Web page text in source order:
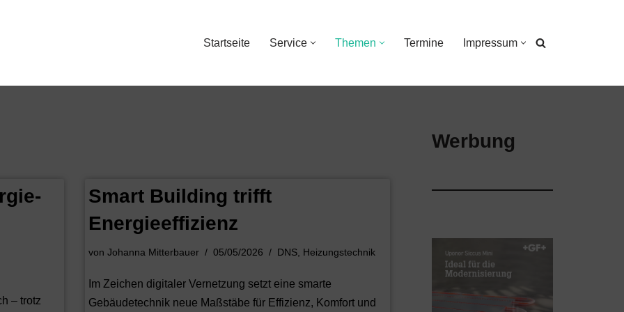
Startseite Service Themen Termine Impressum
– trotz
Smart Building trifft
Energieeffizienz
von Johanna Mitterbauer 05/05/2026 DNS Heizungstechnik
Im Zeichen digitaler Vernetzung setzt eine smarte
Gebäudetechnik neue Maßstäbe für Effizienz, Komfort und
Werbung